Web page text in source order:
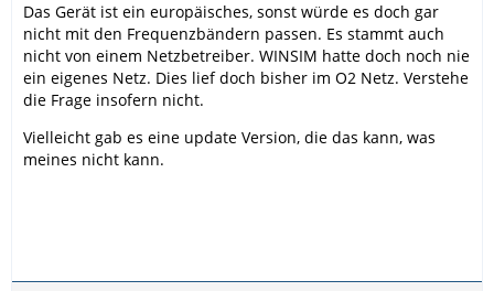
Das Gerät ist ein europäisches, sonst würde es doch gar
nicht mit den Frequenzbändern passen. Es stammt auch
nicht von einem Netzbetreiber. WINSIM hatte doch noch nie
ein eigenes Netz. Dies lief doch bisher im O2 Netz. Verstehe
die Frage insofern nicht.
Vielleicht gab es eine update Version, die das kann, was
meines nicht kann.